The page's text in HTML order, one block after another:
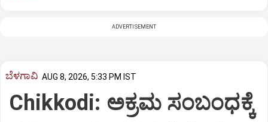
ADVERTISEMENT
ಬೆಳಗಾವಿ AUG 8, 2026, 5:33 PM IST
Chikkodi: ಅಕ್ರಮ ಸಂಬಂಧಕ್ಕೆ